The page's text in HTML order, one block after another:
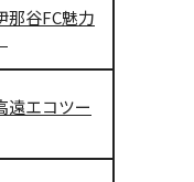
谷FC魅力
エコツー